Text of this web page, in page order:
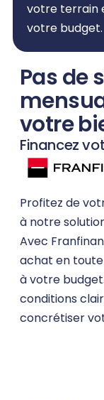
votre terrain
votre budget.
Pas de
votre
Financez
Profitez de
à notre
Avec
achat en
à votre
conditions
concrétiser